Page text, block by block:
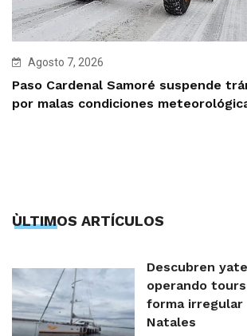
Agosto 7, 2026
Paso Cardenal Samoré suspende
por malas condiciones
ÙLTIMOS ARTÍCULOS
Descubren
operando
forma irregular
Natales